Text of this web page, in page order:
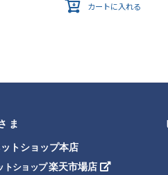
カートに入れる
ま
トショップ本店
トショップ楽天市場店